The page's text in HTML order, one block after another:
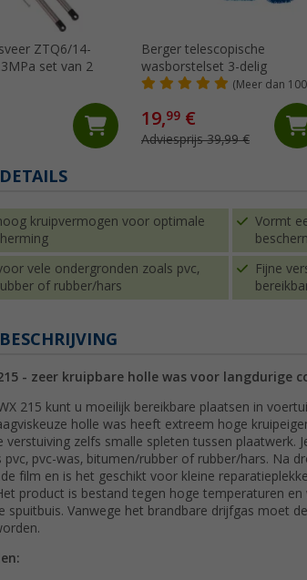
ZTQ6/14-
set van 2
Berger telescopische
wasborstelset 3-delig
(Meer dan
19,99 €
Adviesprijs 39,99 €
kruipvermogen voor optimale
Vormt
vele ondergronden zoals pvc,
of rubber/hars
Fijne
- zeer kruipbare holle was voor langdurige
215 kunt u moeilijk bereikbare plaatsen in
holle was heeft extreem hoge
verstuiving zelfs smalle spleten tussen plaatwerk.
pvc, pvc-was, bitumen/rubber of rubber/hars. Na
film en is het geschikt voor kleine
product is bestand tegen hoge temperaturen
spuitbuis. Vanwege het brandbare drijfgas moet